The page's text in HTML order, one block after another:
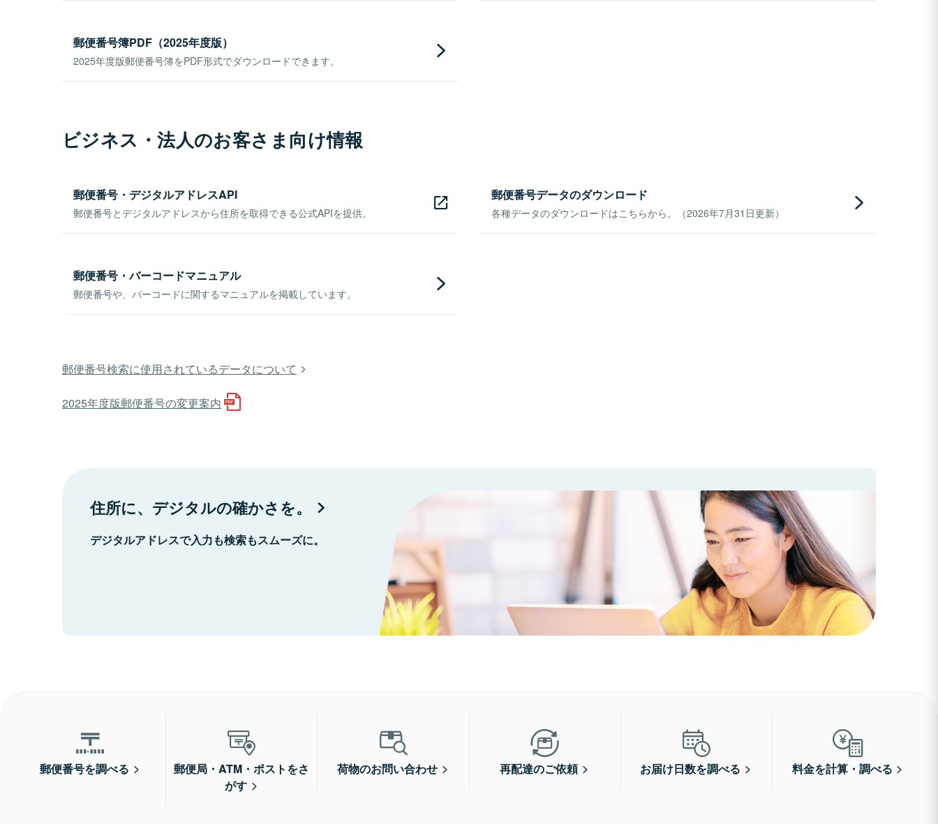
郵便番号簿PDF（2025年度版）
2025年度版郵便番号簿をPDF形式でダウンロードできます。
ビジネス・法人のお客さま向け情報
郵便番号・デジタルアドレスAPI
郵便番号とデジタルアドレスから住所を取得できる公式APIを提供。
郵便番号データのダウンロード
各種データのダウンロードはこちらから。（2026年7月31日更新）
郵便番号・バーコードマニュアル
郵便番号や、バーコードに関するマニュアルを掲載しています。
郵便番号検索に使用されているデータについて
2025年度版郵便番号の変更案内
住所に、デジタルの確かさを。
デジタルアドレスで入力も検索もスムーズに。
郵便番号を調べる
郵便局・ATM・ポストをさ
がす
荷物のお問い合わせ 再配達のご依頼 お届け日数を調べる 料金を計算・調べる